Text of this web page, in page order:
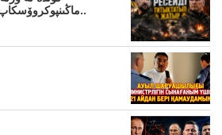
ماڭىنپوكروۆسكاپ، درون ماڭىنداعىنە ج..